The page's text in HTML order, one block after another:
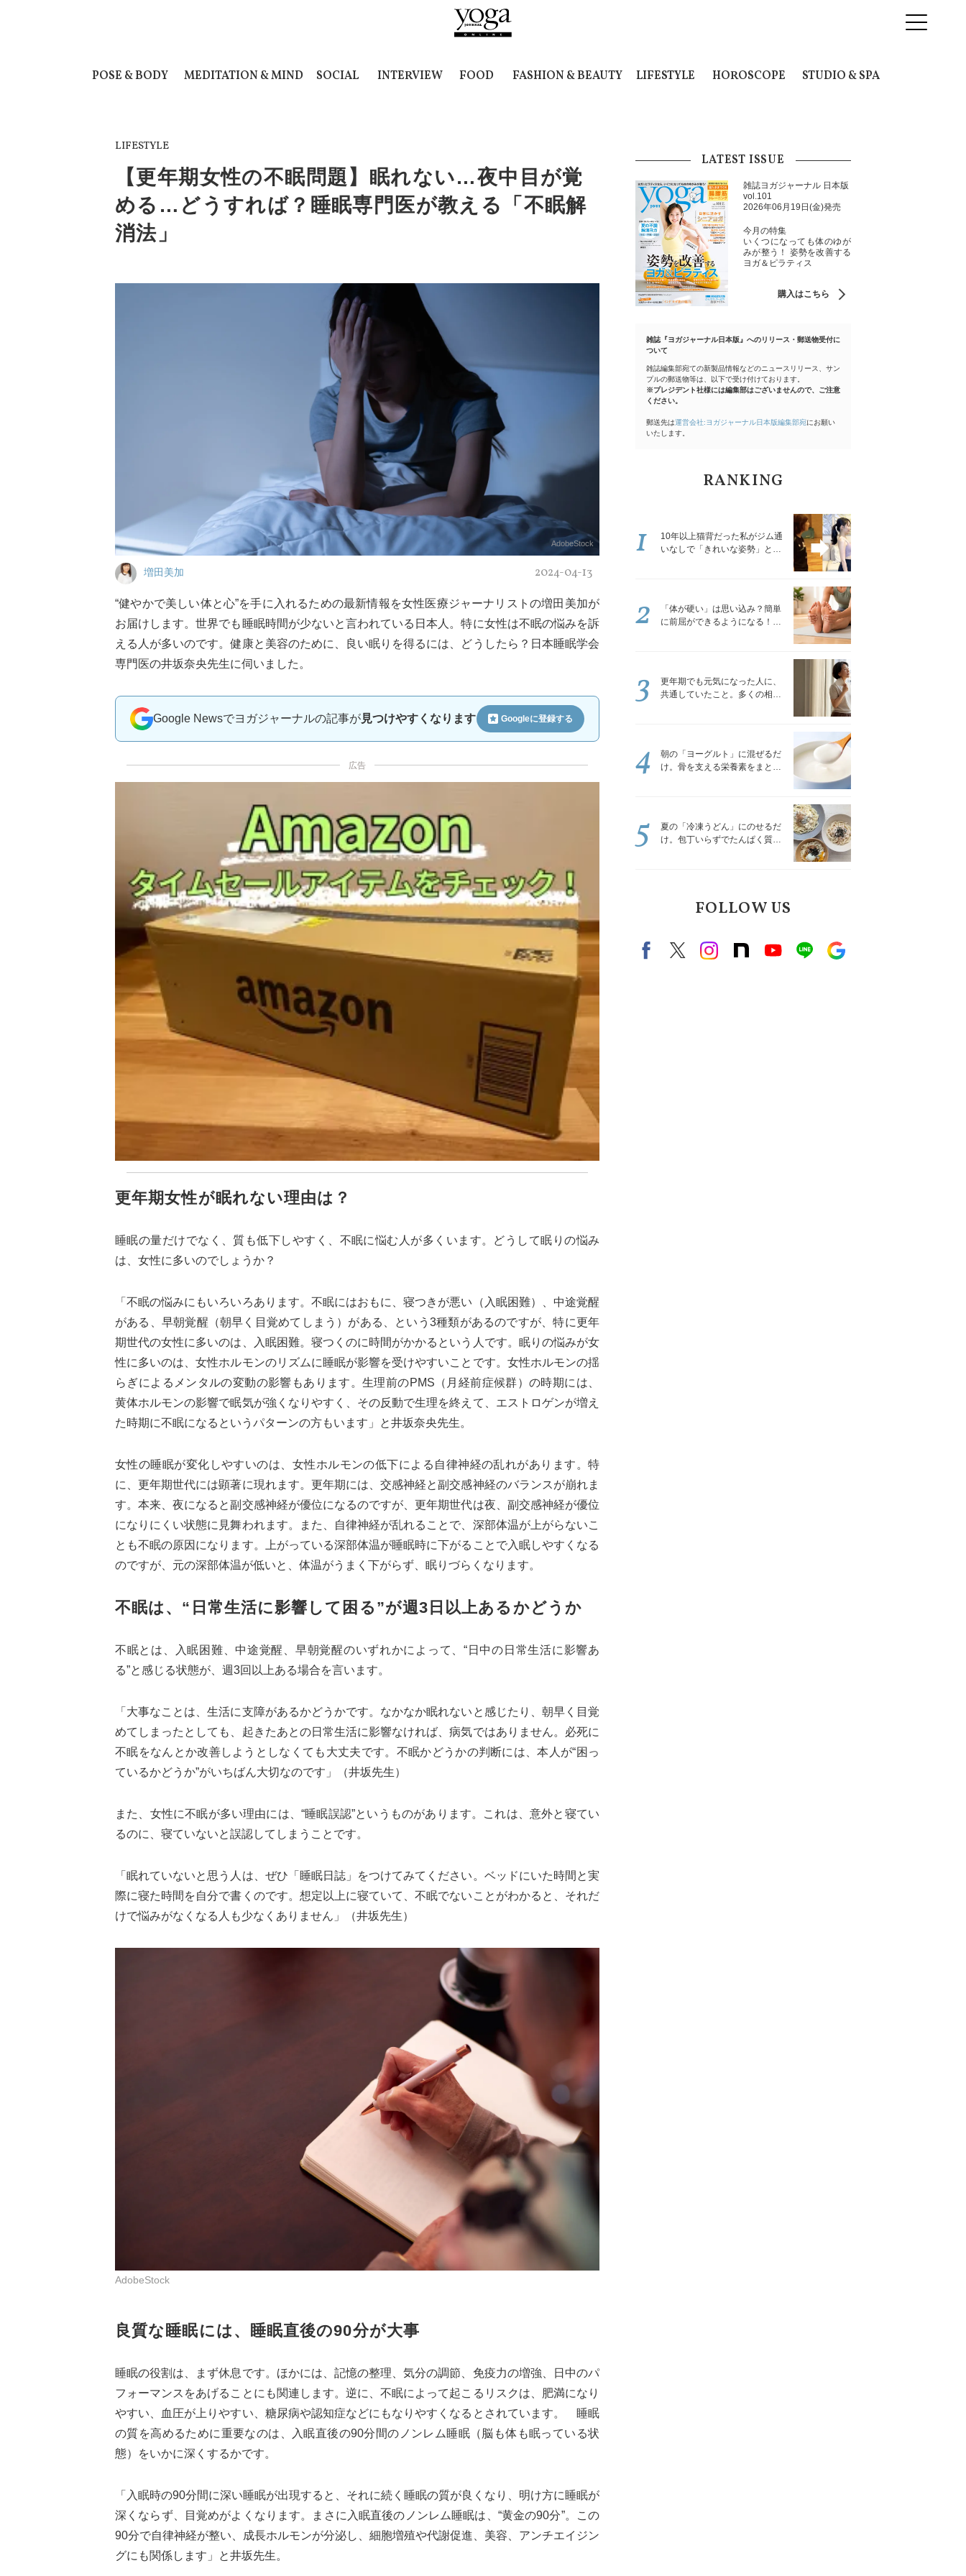
POSE & BODY MEDITATION & MIND SOCIAL INTERVIEW FOOD FASHION & BEAUTY LIFESTYLE HOROSCOPE STUDIO & SPA
LIFESTYLE
【更年期女性の不眠問題】眠れない…夜中目が覚
める…どうすれば？睡眠専門医が教える「不眠解
消法」
AdobeStock
増田美加 2024-04-13
“健やかで美しい体と心”を手に入れるための最新情報を女性医療ジャーナリストの増田美加が
お届けします。世界でも睡眠時間が少ないと言われている日本人。特に女性は不眠の悩みを訴
える人が多いのです。健康と美容のために、良い眠りを得るには、どうしたら？日本睡眠学会
専門医の井坂奈央先生に伺いました。
Google Newsでヨガジャーナルの記事が見つけやすくなります Googleに登録する
広告
更年期女性が眠れない理由は？
睡眠の量だけでなく、質も低下しやすく、不眠に悩む人が多くいます。どうして眠りの悩み
は、女性に多いのでしょうか？
「不眠の悩みにもいろいろあります。不眠にはおもに、寝つきが悪い（入眠困難）、中途覚醒
がある、早朝覚醒（朝早く目覚めてしまう）がある、という3種類があるのですが、特に更年
期世代の女性に多いのは、入眠困難。寝つくのに時間がかかるという人です。眠りの悩みが女
性に多いのは、女性ホルモンのリズムに睡眠が影響を受けやすいことです。女性ホルモンの揺
らぎによるメンタルの変動の影響もあります。生理前のPMS（月経前症候群）の時期には、
黄体ホルモンの影響で眠気が強くなりやすく、その反動で生理を終えて、エストロゲンが増え
た時期に不眠になるというパターンの方もいます」と井坂奈央先生。
女性の睡眠が変化しやすいのは、女性ホルモンの低下による自律神経の乱れがあります。特
に、更年期世代には顕著に現れます。更年期には、交感神経と副交感神経のバランスが崩れま
す。本来、夜になると副交感神経が優位になるのですが、更年期世代は夜、副交感神経が優位
になりにくい状態に見舞われます。また、自律神経が乱れることで、深部体温が上がらないこ
とも不眠の原因になります。上がっている深部体温が睡眠時に下がることで入眠しやすくなる
のですが、元の深部体温が低いと、体温がうまく下がらず、眠りづらくなります。
不眠は、“日常生活に影響して困る”が週3日以上あるかどうか
不眠とは、入眠困難、中途覚醒、早朝覚醒のいずれかによって、“日中の日常生活に影響あ
る”と感じる状態が、週3回以上ある場合を言います。
「大事なことは、生活に支障があるかどうかです。なかなか眠れないと感じたり、朝早く目覚
めてしまったとしても、起きたあとの日常生活に影響なければ、病気ではありません。必死に
不眠をなんとか改善しようとしなくても大丈夫です。不眠かどうかの判断には、本人が“困っ
ているかどうか”がいちばん大切なのです」（井坂先生）
また、女性に不眠が多い理由には、“睡眠誤認”というものがあります。これは、意外と寝てい
るのに、寝ていないと誤認してしまうことです。
「眠れていないと思う人は、ぜひ「睡眠日誌」をつけてみてください。ベッドにいた時間と実
際に寝た時間を自分で書くのです。想定以上に寝ていて、不眠でないことがわかると、それだ
けで悩みがなくなる人も少なくありません」（井坂先生）
AdobeStock
良質な睡眠には、睡眠直後の90分が大事
睡眠の役割は、まず休息です。ほかには、記憶の整理、気分の調節、免疫力の増強、日中のパ
フォーマンスをあげることにも関連します。逆に、不眠によって起こるリスクは、肥満になり
やすい、血圧が上りやすい、糖尿病や認知症などにもなりやすくなるとされています。 睡眠
の質を高めるために重要なのは、入眠直後の90分間のノンレム睡眠（脳も体も眠っている状
態）をいかに深くするかです。
「入眠時の90分間に深い睡眠が出現すると、それに続く睡眠の質が良くなり、明け方に睡眠が
深くならず、目覚めがよくなります。まさに入眠直後のノンレム睡眠は、“黄金の90分”。この
90分で自律神経が整い、成長ホルモンが分泌し、細胞増殖や代謝促進、美容、アンチエイジン
グにも関係します」と井坂先生。
LATEST ISSUE
雑誌ヨガジャーナル 日本版
vol.101
2026年06月19日(金)発売
今月の特集
いくつになっても体のゆが
みが整う！ 姿勢を改善する
ヨガ＆ピラティス
購入はこちら
雑誌『ヨガジャーナル日本版』へのリリース・郵送物受付に
ついて
雑誌編集部宛ての新製品情報などのニュースリリース、サン
プルの郵送物等は、以下で受け付けております。
※プレジデント社様には編集部はございませんので、ご注意
ください。
郵送先は運営会社:ヨガジャーナル日本版編集部宛にお願い
いたします。
RANKING
10年以上猫背だった私がジム通
いなしで「きれいな姿勢」と褒
1
「体が硬い」は思い込み？簡単
に前屈ができるようになる！腿
2
更年期でも元気になった人に、
共通していたこと。多くの相談
3
朝の「ヨーグルト」に混ぜるだ
け。骨を支える栄養素をまとめ
4
夏の「冷凍うどん」にのせるだ
け。包丁いらずでたんぱく質を
5
FOLLOW US
FacebookX（旧twitter）
instagram
note Youtubeline